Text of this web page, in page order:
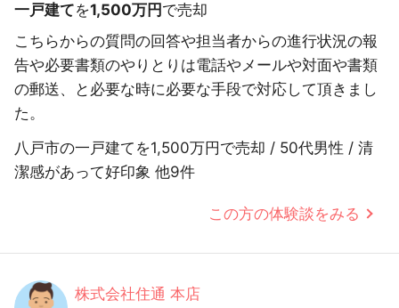
一戸建てを1,500万円 で売却
こちらからの質問の回答や担当者からの進行状況の報
告や必要書類のやりとりは電話やメールや対面や書類
の郵送、と必要な時に必要な手段で対応して頂きまし
た。
八戸市の一戸建てを1,500万円で売却 / 50代男性 / 清
潔感があって好印象 他9件
この方の体験談をみる
株式会社住通 本店